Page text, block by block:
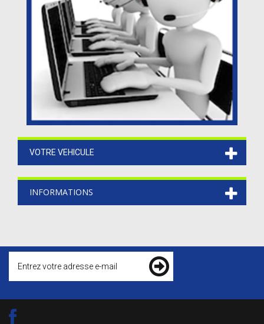
VOTRE VEHICULE
INFORMATIONS